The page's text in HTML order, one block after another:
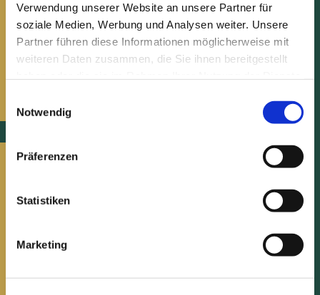
Verwendung unserer Website an unsere Partner für
soziale Medien, Werbung und Analysen weiter. Unsere
Partner führen diese Informationen möglicherweise mit
weiteren Daten zusammen, die Sie ihnen bereitgestellt
Notwendig
Präferenzen
Statistiken
Marketing
Mindestumsatz von 10 bis 50
Personen € 5.500,00
Mindestumsatz von 51 bis 100
Personen € 8.000,00
Raummiete 1.500 €